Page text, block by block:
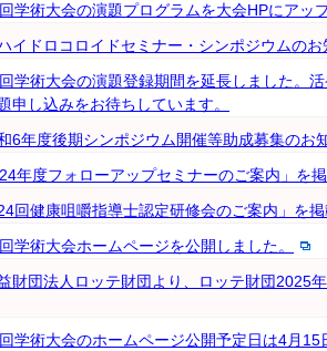
学術大会の演題プログラムを大会HPにアッ
イドロコロイドセミナー・シンポジウムの
学術大会の演題登録期間を延長しました。
申し込みをお待ちしています。
和6年度後期シンポジウム開催等助成募集のお
年度フォローアップセミナーのご案内」を
24回健康咀嚼指導士認定研修会のご案内」を
学術大会ホームページを公開しました。
益財団法人ロッテ財団より、ロッテ財団2025
学術大会のホームページ公開予定日は4月